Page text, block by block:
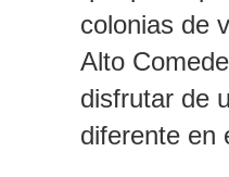
colonias de
Alto
disfrutar de
diferente en